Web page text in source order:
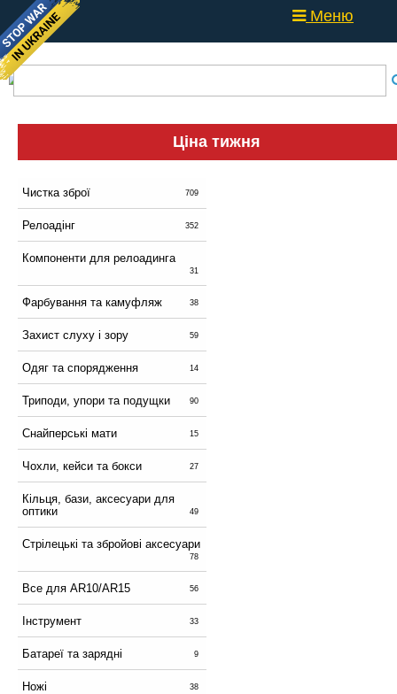
Меню
Ціна тижня
Чистка зброї 709
Релоадінг 352
Компоненти для релоадинга
31
Фарбування та камуфляж 38
Захист слуху і зору 59
Одяг та спорядження 14
Триподи, упори та подущки 90
Снайперські мати 15
Чохли, кейси та бокси 27
Кільця, бази, аксесуари для
оптики
49
Стрілецькі та збройові аксесуари
78
Все для AR10/AR15 56
Інструмент 33
Батареї та зарядні 9
Ножі 38